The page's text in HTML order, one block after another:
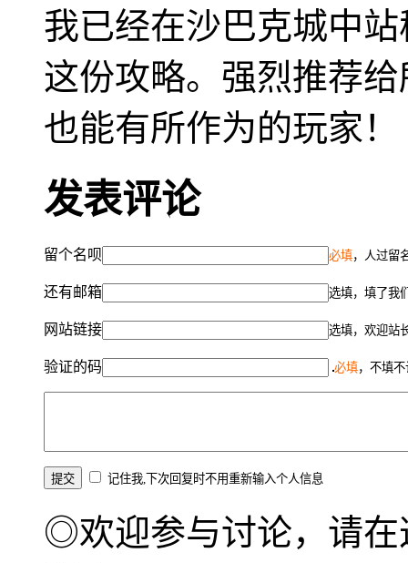
我已经在沙巴克城中
这份攻略。强烈推荐
也能有所作为的玩家！
发表评论
留个名呗 必填，人过留
还有邮箱 选填，填了我
网站链接 选填，欢迎站
验证的码 必填，不填
记住我,下次回复时不用重新输入个人信息
◎欢迎参与讨论，请在